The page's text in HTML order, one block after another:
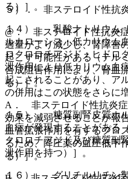
る）］。
１４）． 乳酸ナトリウム
ルカローシス・低カリウム
ロクロロチアジド：ヒドロ
泄作用により低カリウム血
起こされることがあり、ア
の併用はこの状態をさらに
１５）． 糖質副腎皮質ホ
血症が発現することがある
クロロチアジド及び糖質副
泄作用を持つ）］。
１６）． グリチルリチン
５）． 非ステロイド性抗
@． 非ステロイド性抗炎
過量がより減少し、腎障害
起こす可能性がある（テル
合成阻害作用により、腎血
る）］。
A． 非ステロイド性抗炎
効果を減弱させることが報
血管拡張作用を有するプロ
るため、降圧薬の血圧低下
る）］。